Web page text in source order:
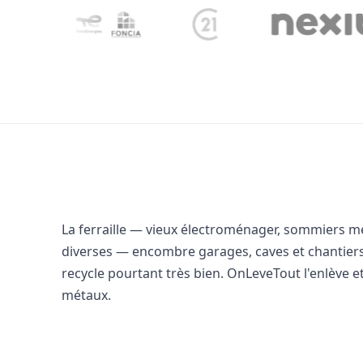
La ferraille — vieux électroménager, sommiers
diverses — encombre garages, caves et
recycle pourtant très bien. OnLeveTout l'enlève
métaux.